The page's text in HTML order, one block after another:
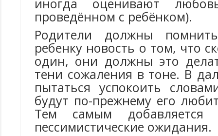
иногда оценивают
проведённом с ребёнком).
Родители должны
ребенку новость о том, что
один, они должны это
тени сожаления в тоне. В
пытаться успокоить
будут по-прежнему его
Тем самым добавляется
пессимистические ожидания.